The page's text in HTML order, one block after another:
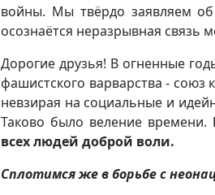
войны. Мы твёрдо заявляем
осознаётся неразрывная
Дорогие друзья! В огненные
фашистского варварства -
невзирая на социальные и
Таково было веление времени.
всех людей доброй воли.
Сплотимся же в борьбе с